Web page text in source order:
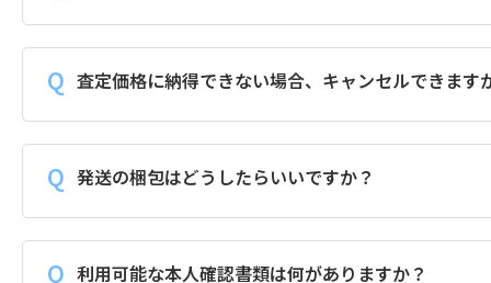
査定価格に納得できない場合、キャンセルできます
発送の梱包はどうしたらいいですか？
利用可能な本人確認書類は何がありますか？